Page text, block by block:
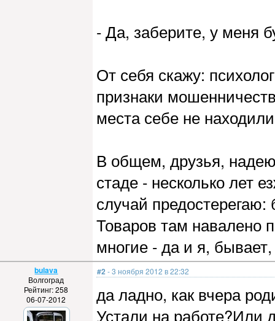
- Да, заберите, у меня
От себя скажу:
признаки
места себе не
В общем, друзья,
стаде - несколько лет
случай
Товаров там навалено
многие - да и я,
bulava
Волгоград
Рейтинг: 258
06-07-2012
#2 - 3 ноября 2012 в 22:32
да ладно, как вчера
Устали на работе?Или